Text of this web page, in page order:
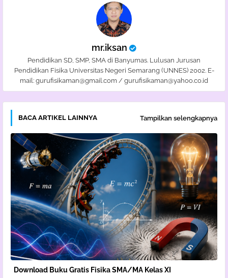
mr.iksan
Pendidikan SD, SMP, SMA di Banyumas. Lulusan Jurusan
Pendidikan Fisika Universitas Negeri Semarang (UNNES) 2002. E-
mail: gurufisikaman@gmail.com / gurufisikaman@yahoo.co.id
BACA ARTIKEL LAINNYA Tampilkan selengkapnya
Download Buku Gratis Fisika SMA/MA Kelas XI